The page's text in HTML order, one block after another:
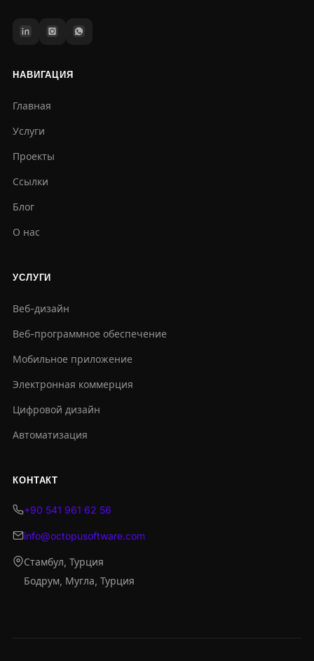
НАВИГАЦИЯ
Главная
Услуги
Проекты
Ссылки
Блог
О нас
УСЛУГИ
Веб-дизайн
Веб-программное обеспечение
Мобильное приложение
Электронная коммерция
Цифровой дизайн
Автоматизация
КОНТАКТ
+90 541 961 62 56
info@octopusoftware.com
Стамбул, Турция
Бодрум, Мугла, Турция